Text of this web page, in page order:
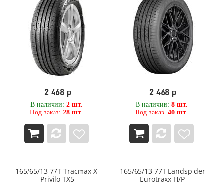
Tercelo
Tianli
Tigar
Titan
TopTrust
TORERO
Torero (Matador)
Tornado
Tornado (Advance Holdings)
TORQUE
Total Trust
TOURADOR
Toyo
TRACMAX
Tunga
Tyrex
2 468 р
В наличии: 2 шт.
Под заказ:28 шт.
2 468 р
В наличии: 8 шт.
Под заказ:40 шт.
165/65/13 77T Tracmax X-
Privilo TX5
165/65/13 77T Landspider
Eurotraxx H/P